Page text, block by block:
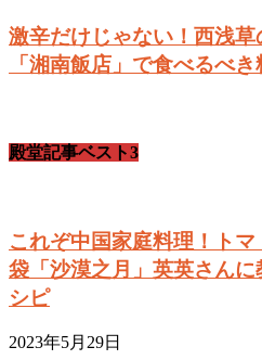
激辛だけじゃない！西浅
「湘南飯店」で食べるべ
殿堂記事ベスト3
これぞ中国家庭料理！ト
袋「沙漠之月」英英さん
シピ
2023年5月29日